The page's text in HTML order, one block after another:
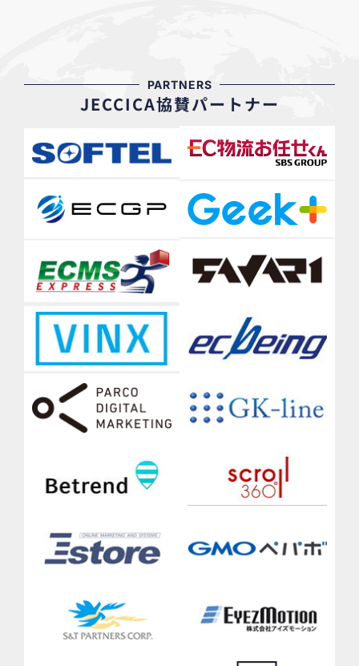
PARTNERS
JECCICA協賛パートナー